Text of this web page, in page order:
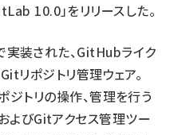
10.0」をリリースした。
実装された、GitHubライク
リポジトリ管理ウェア。
ジトリの操作、管理を行う
よびGitアクセス管理ツー